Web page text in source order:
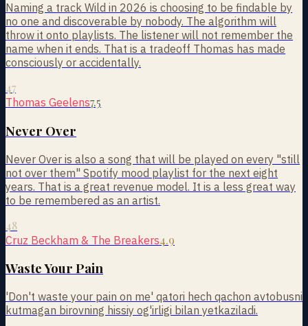
Naming a track Wild in 2026 is choosing to be findable by
no one and discoverable by nobody. The algorithm will
throw it onto playlists. The listener will not remember the
name when it ends. That is a tradeoff Thomas has made
consciously or accidentally.
47
Thomas Geelens7.5
Never Over
Never Over is also a song that will be played on every "still
not over them" Spotify mood playlist for the next eight
years. That is a great revenue model. It is a less great way
to be remembered as an artist.
48
Cruz Beckham & The Breakers4.9
Waste Your Pain
'Don't waste your pain on me' qatori hech qachon avtobusni
kutmagan birovning hissiy og'irligi bilan yetkaziladi.